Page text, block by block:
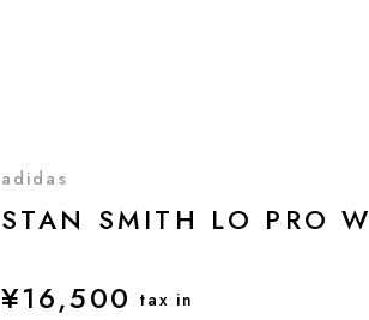
adidas
STAN SMITH LO PRO W
¥16,500 tax in